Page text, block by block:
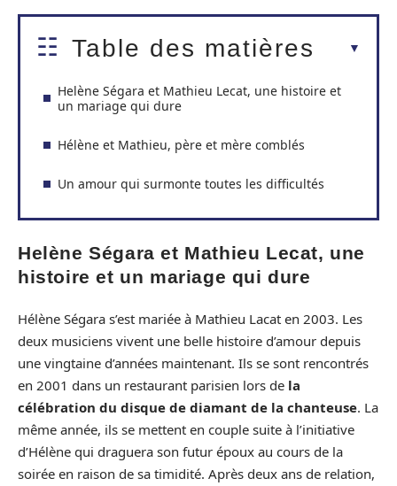
Table des matières
Helène Ségara et Mathieu Lecat, une histoire et
un mariage qui dure
Hélène et Mathieu, père et mère comblés
Un amour qui surmonte toutes les difficultés
Helène Ségara et Mathieu Lecat, une
histoire et un mariage qui dure
Hélène Ségara s’est mariée à Mathieu Lacat en 2003. Les
deux musiciens vivent une belle histoire d’amour depuis
une vingtaine d’années maintenant. Ils se sont rencontrés
en 2001 dans un restaurant parisien lors de la
célébration du disque de diamant de la chanteuse. La
même année, ils se mettent en couple suite à l’initiative
d’Hélène qui draguera son futur époux au cours de la
soirée en raison de sa timidité. Après deux ans de relation,